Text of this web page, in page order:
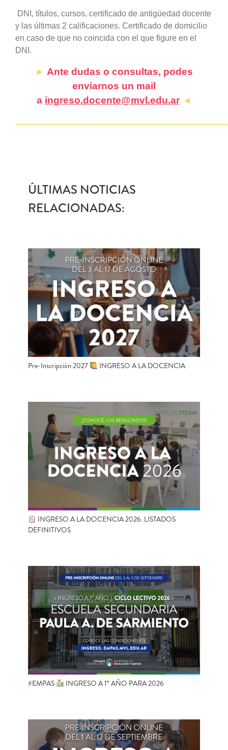
DNI, títulos, cursos, certificado de antigüedad docente
y las últimas 2 calificaciones. Certificado de domicilio
en caso de que no coincida con el que figure en el
DNI.
► Ante dudas o consultas, podes
enviarnos un mail
a ingreso.docente@mvl.edu.ar ◄
ÚLTIMAS NOTICIAS
RELACIONADAS:
Pre-Inscripción 2027 INGRESO A LA DOCENCIA
INGRESO A LA DOCENCIA 2026. LISTADOS
DEFINITIVOS
#EMPAS INGRESO A 1° AÑO PARA 2026